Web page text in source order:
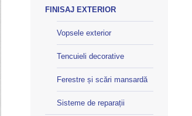
FINISAJ EXTERIOR
Vopsele exterior
Tencuieli decorative
Ferestre și scări mansardă
Sisteme de reparații